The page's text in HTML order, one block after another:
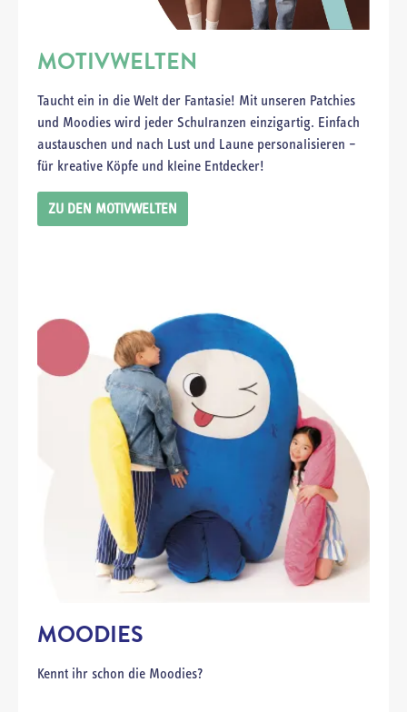
MOTIVWELTEN
Taucht ein in die Welt der Fantasie! Mit unseren Patchies
und Moodies wird jeder Schulranzen einzigartig. Einfach
austauschen und nach Lust und Laune personalisieren –
für kreative Köpfe und kleine Entdecker!
ZU DEN MOTIVWELTEN
MOODIES
Kennt ihr schon die Moodies?